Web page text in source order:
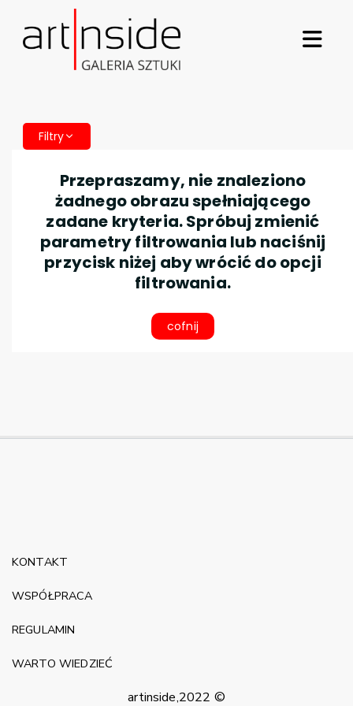
Filtry
Przepraszamy, nie znaleziono
żadnego obrazu spełniającego
zadane kryteria. Spróbuj zmienić
parametry filtrowania lub naciśnij
przycisk niżej aby wrócić do opcji
filtrowania.
cofnij
artinside,2022 ©
KONTAKT
WSPÓŁPRACA
REGULAMIN
WARTO WIEDZIEĆ